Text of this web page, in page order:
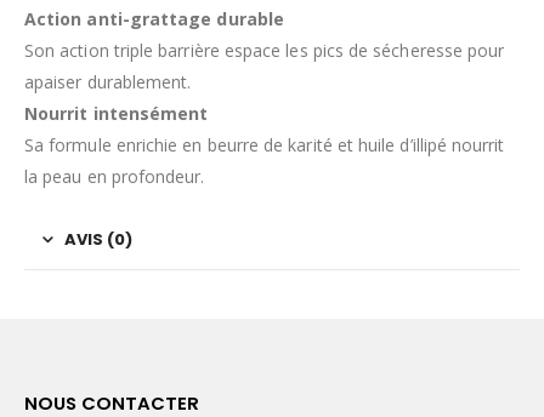
Action anti-grattage durable
Son action triple barrière espace les pics de sécheresse pour
apaiser durablement.
Nourrit intensément
Sa formule enrichie en beurre de karité et huile d’illipé nourrit
la peau en profondeur.
AVIS (0)
NOUS CONTACTER